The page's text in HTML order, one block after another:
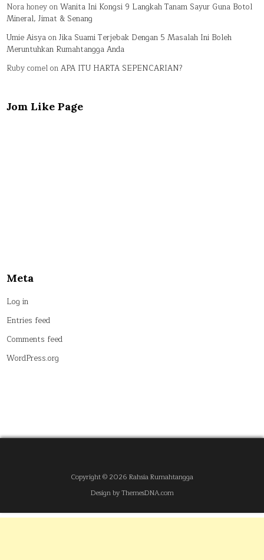
Nora honeyonWanita Ini Kongsi 9 Langkah Tanam Sayur Guna Botol
Mineral, Jimat & Senang
Umie AisyaonJika Suami Terjebak Dengan 5 Masalah Ini Boleh
Meruntuhkan Rumahtangga Anda
Ruby comelonAPA ITU HARTA SEPENCARIAN?
Jom Like Page
Meta
Log in
Entries feed
Comments feed
WordPress.org
Copyright © 2026 Rahsia Rumahtangga
Design by ThemesDNA.com